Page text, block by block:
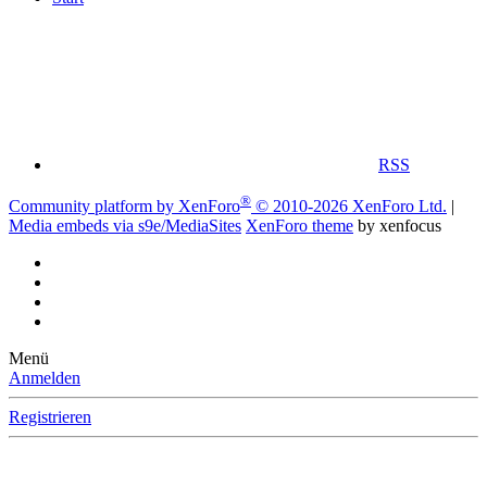
RSS
Community platform by XenForo® © 2010-2026 XenForo Ltd. |
Media embeds via s9e/MediaSites XenForo theme by xenfocus
Menü
Anmelden
Registrieren